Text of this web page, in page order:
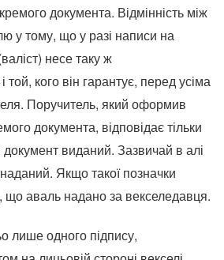
документа. Відмінність між
у тому, що у разі написи на
несе таку ж
той, кого він гарантує, перед усіма
Поручитель, який оформив
документа, відповідає тільки
виданий. Зазвичай в алі
наданий. Якщо такої позначки
аваль надано за векселедавця.
лише одного підпису,